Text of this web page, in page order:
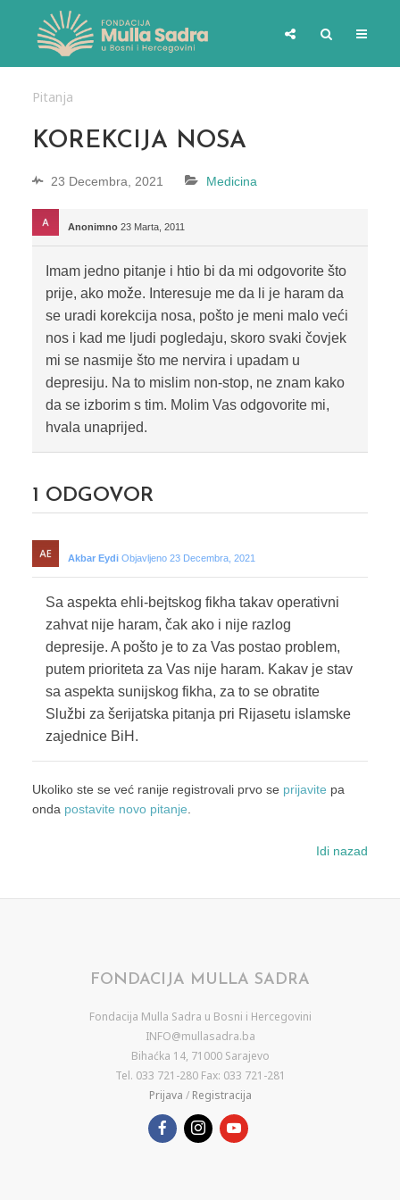
Pitanja
KOREKCIJA NOSA
23 Decembra, 2021 Medicina
Anonimno 23 Marta, 2011
Imam jedno pitanje i htio bi da mi odgovorite što
prije, ako može. Interesuje me da li je haram da
se uradi korekcija nosa, pošto je meni malo veći
nos i kad me ljudi pogledaju, skoro svaki čovjek
mi se nasmije što me nervira i upadam u
depresiju. Na to mislim non-stop, ne znam kako
da se izborim s tim. Molim Vas odgovorite mi,
hvala unaprijed.
1 ODGOVOR
Akbar Eydi Objavljeno 23 Decembra, 2021
Sa aspekta ehli-bejtskog fikha takav operativni
zahvat nije haram, čak ako i nije razlog
depresije. A pošto je to za Vas postao problem,
putem prioriteta za Vas nije haram. Kakav je stav
sa aspekta sunijskog fikha, za to se obratite
Službi za šerijatska pitanja pri Rijasetu islamske
zajednice BiH.
Ukoliko ste se već ranije registrovali prvo se prijavite pa
onda postavite novo pitanje.
Idi nazad
FONDACIJA MULLA SADRA
Fondacija Mulla Sadra u Bosni i Hercegovini
INFO@mullasadra.ba
Bihaćka 14, 71000 Sarajevo
Tel. 033 721-280 Fax: 033 721-281
Prijava / Registracija